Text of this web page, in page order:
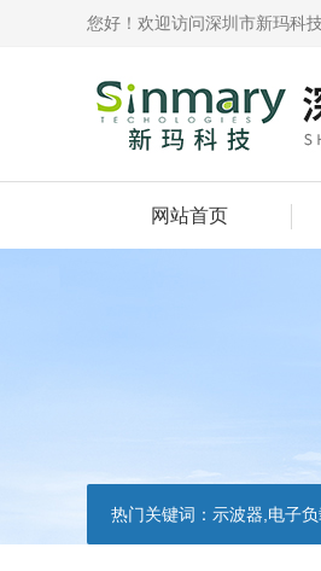
您好！欢迎访问深圳市新玛科
网站首页
热门关键词： 示波器,电子负载,